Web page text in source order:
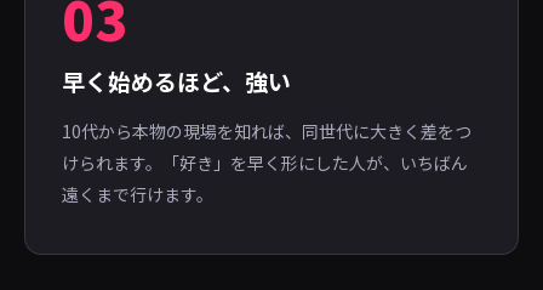
03
早く始めるほど、強い
10代から本物の現場を知れば、同世代に大きく差をつ
けられます。「好き」を早く形にした人が、いちばん
遠くまで行けます。